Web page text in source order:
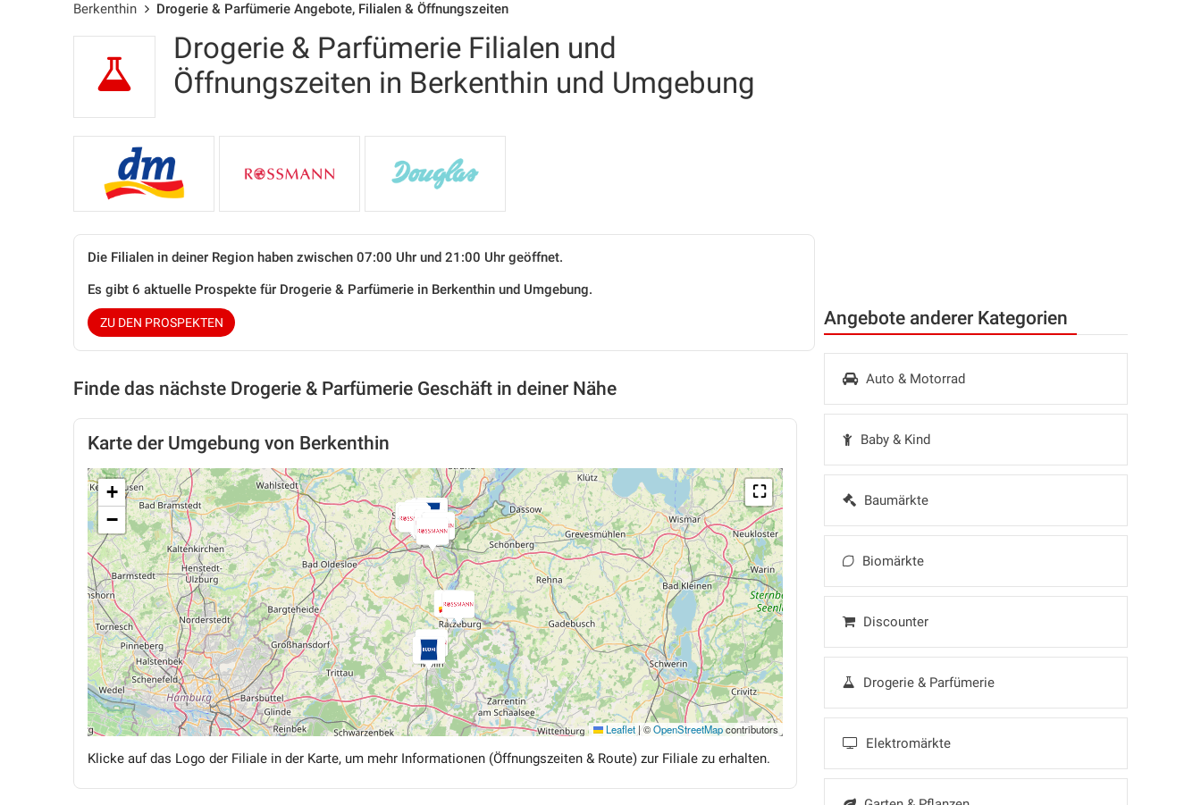
Berkenthin Drogerie & Parfümerie Angebote, Filialen & Öffnungszeiten
Angebote anderer Kategorien
Auto & Motorrad
Baby & Kind
Baumärkte
Biomärkte
Discounter
Drogerie & Parfümerie
Elektromärkte
Drogerie & Parfümerie Filialen und
Öffnungszeiten in Berkenthin und Umgebung
Die Filialen in deiner Region haben zwischen 07:00 Uhr und 21:00 Uhr geöffnet.
Es gibt 6 aktuelle Prospekte für Drogerie & Parfümerie in Berkenthin und Umgebung.
ZU DEN PROSPEKTEN
Finde das nächste Drogerie & Parfümerie Geschäft in deiner Nähe
Karte der Umgebung von Berkenthin
⛶
+
−
Leaflet |©OpenStreetMapcontributors
Klicke auf das Logo der Filiale in der Karte, um mehr Informationen (Öffnungszeiten & Route) zur Filiale zu erhalten.